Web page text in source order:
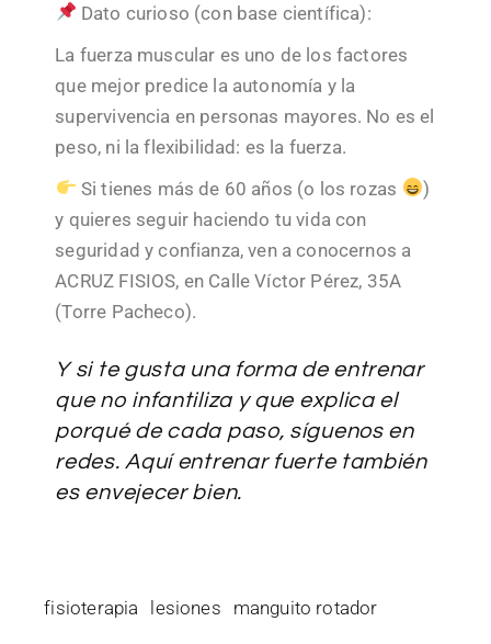
Dato curioso (con base científica):
La fuerza muscular es uno de los factores
que mejor predice la autonomía y la
supervivencia en personas mayores. No es el
peso, ni la flexibilidad: es la fuerza.
Si tienes más de 60 años (o los rozas
)
y quieres seguir haciendo tu vida con
seguridad y confianza, ven a conocernos a
ACRUZ FISIOS, en Calle Víctor Pérez, 35A
(Torre Pacheco).
Y si te gusta una forma de entrenar
que no infantiliza y que explica el
porqué de cada paso, síguenos en
redes. Aquí entrenar fuerte también
es envejecer bien.
fisioterapia lesiones manguito rotador